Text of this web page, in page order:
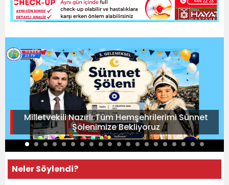
Milletvekili Nazırlı:Tüm Hemşehrilerimi Sünnet
Şölenimize Bekliyoruz
Neler Söylendi?